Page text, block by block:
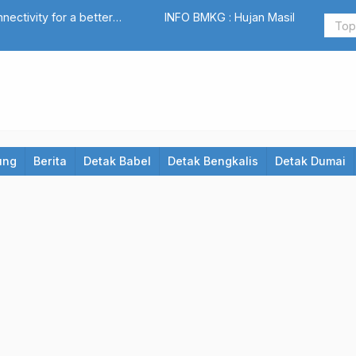
Siang hingga Malam di Sebagian Wilayah MANTAN
Berita Detak Babel Detak Bengkalis Detak Dumai